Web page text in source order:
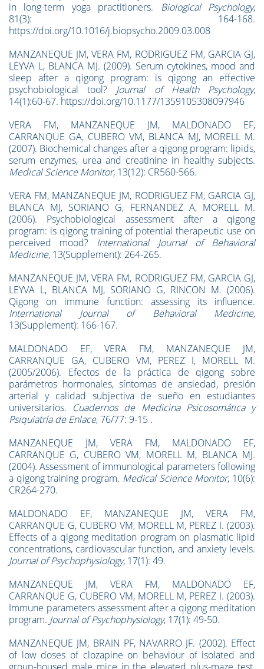
in long-term yoga practitioners. Biological Psychology,
81(3): 164-168.
https://doi.org/10.1016/j.biopsycho.2009.03.008
MANZANEQUE JM, VERA FM, RODRIGUEZ FM, GARCIA GJ,
LEYVA L, BLANCA MJ. (2009). Serum cytokines, mood and
sleep after a qigong program: is qigong an effective
psychobiological tool? Journal of Health Psychology,
14(1):60-67. https://doi.org/10.1177/1359105308097946
VERA FM, MANZANEQUE JM, MALDONADO EF,
CARRANQUE GA, CUBERO VM, BLANCA MJ, MORELL M.
(2007). Biochemical changes after a qigong program: lipids,
serum enzymes, urea and creatinine in healthy subjects.
Medical Science Monitor, 13(12): CR560-566.
VERA FM, MANZANEQUE JM, RODRIGUEZ FM, GARCIA GJ,
BLANCA MJ, SORIANO G, FERNANDEZ A, MORELL M.
(2006). Psychobiological assessment after a qigong
program: is qigong training of potential therapeutic use on
perceived mood? International Journal of Behavioral
Medicine, 13(Supplement): 264-265.
MANZANEQUE JM, VERA FM, RODRIGUEZ FM, GARCIA GJ,
LEYVA L, BLANCA MJ, SORIANO G, RINCON M. (2006).
Qigong on immune function: assessing its influence.
International Journal of Behavioral Medicine,
13(Supplement): 166-167.
MALDONADO EF, VERA FM, MANZANEQUE JM,
CARRANQUE GA, CUBERO VM, PEREZ I, MORELL M.
(2005/2006). Efectos de la práctica de qigong sobre
parámetros hormonales, síntomas de ansiedad, presión
arterial y calidad subjectiva de sueño en estudiantes
universitarios. Cuadernos de Medicina Psicosomática y
Psiquiatría de Enlace, 76/77: 9-15 .
MANZANEQUE JM, VERA FM, MALDONADO EF,
CARRANQUE G, CUBERO VM, MORELL M, BLANCA MJ.
(2004). Assessment of immunological parameters following
a qigong training program. Medical Science Monitor, 10(6):
CR264-270.
MALDONADO EF, MANZANEQUE JM, VERA FM,
CARRANQUE G, CUBERO VM, MORELL M, PEREZ I. (2003).
Effects of a qigong meditation program on plasmatic lipid
concentrations, cardiovascular function, and anxiety levels.
Journal of Psychophysiology, 17(1): 49.
MANZANEQUE JM, VERA FM, MALDONADO EF,
CARRANQUE G, CUBERO VM, MORELL M, PEREZ I. (2003).
Immune parameters assessment after a qigong meditation
program. Journal of Psychophysiology, 17(1): 49-50.
MANZANEQUE JM, BRAIN PF, NAVARRO JF. (2002). Effect
of low doses of clozapine on behaviour of isolated and